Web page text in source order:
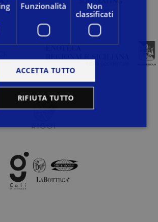
Funzionalità
Non
classificati
ACCETTA TUTTO
RIFIUTA TUTTO